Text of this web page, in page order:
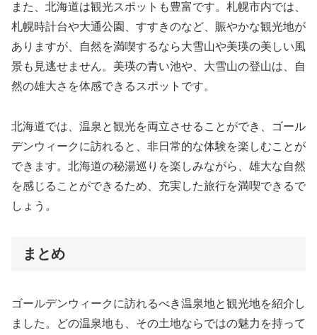
また、北海道は観光スポットも豊富です。札幌市内では、
札幌時計台や大通公園、すすきのなど、賑やかな観光地が
ありますが、自然を満喫するなら大雪山や美瑛の美しい風
景も見逃せません。美瑛の青い池や、大雪山の登山は、自
然の雄大さを体感できるスポットです。
北海道では、温泉と観光を両立させることができ、ゴール
デンウィークに訪れると、非日常的な体験を楽しむことが
できます。北海道の秘湯巡りを楽しみながら、雄大な自然
を感じることができるため、充実した旅行を満喫できるで
しょう。
まとめ
ゴールデンウィークに訪れるべき温泉地と観光地を紹介し
ました。どの温泉地も、その土地ならではの魅力を持って